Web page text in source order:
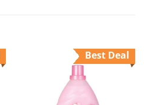
Best Deal